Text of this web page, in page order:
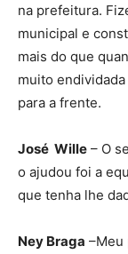
na prefeitura.
municipal e
mais do que
muito
para a frente.
José Wille – O
o ajudou foi a
que tenha lhe
Ney Braga –Meu